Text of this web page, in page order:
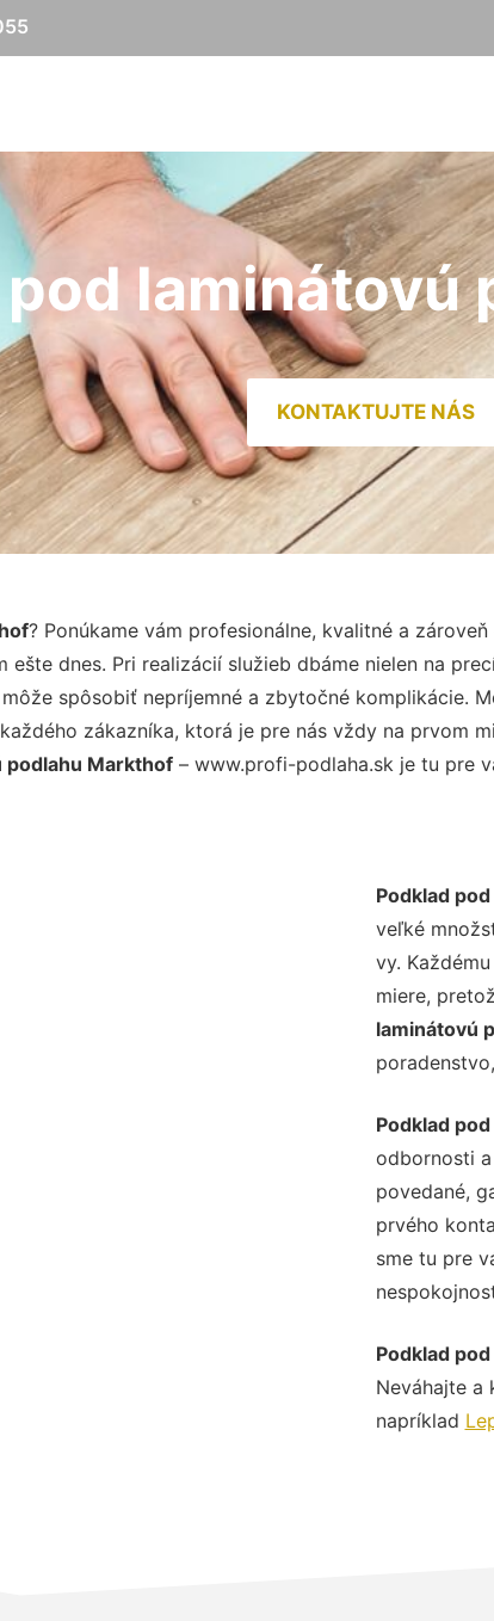
laminátovú
KONTAKTUJTE NÁS
? Ponúkame vám profesionálne, kvalitné a
ešte dnes. Pri realizácií služieb dbáme nielen na
spôsobiť nepríjemné a zbytočné
zákazníka, ktorá je pre nás vždy na prvom
podlahu Markthof – www.profi-podlaha.sk je tu pre
Podklad
veľké
vy.
miere,
laminátovú
Podklad
odbornosti
povedané,
prvého
sme tu pre
Podklad
Neváhajte a
napríklad